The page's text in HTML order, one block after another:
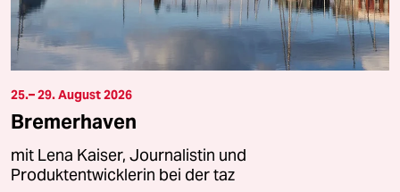
25.– 29. August 2026
Bremerhaven
mit Lena Kaiser, Journalistin und
Produktentwicklerin bei der taz